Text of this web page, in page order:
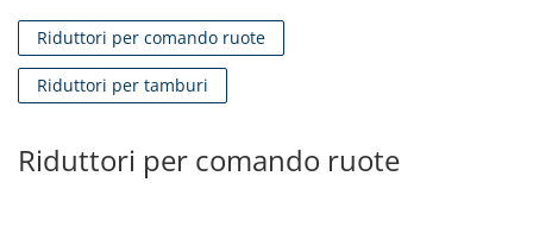
Riduttori per comando ruote
Riduttori per tamburi
Riduttori per comando ruote